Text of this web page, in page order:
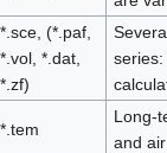
*.sce, (*.paf,
*.vol, *.dat,
*.zf)
*.tem
Long-
and